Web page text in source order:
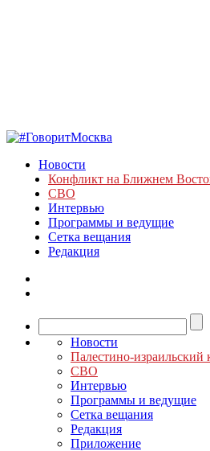
Новости
Конфликт на Ближнем
СВО
Интервью
Программы и ведущие
Сетка вещания
Редакция
Новости
Палестино-израильский
СВО
Интервью
Программы и ведущие
Сетка вещания
Редакция
Приложение